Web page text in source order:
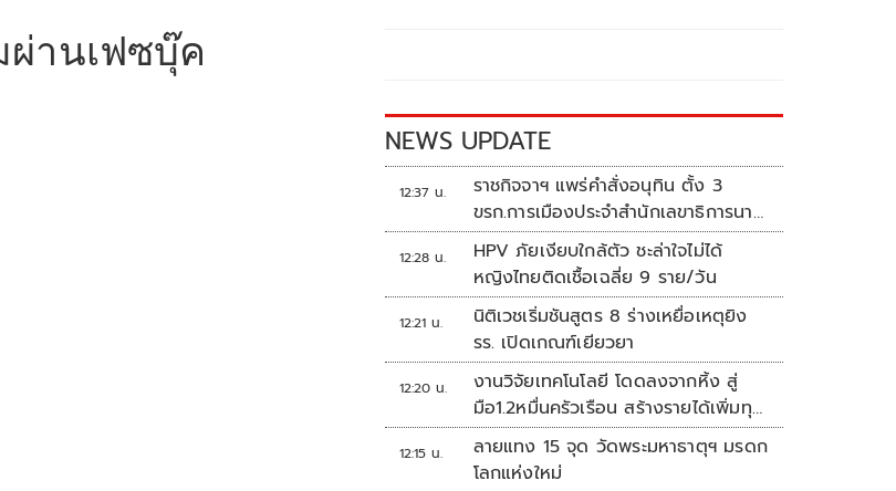
านเฟซบุ๊ค
NEWS UPDATE
12:37 น.
ราชกิจจาฯ แพร่คำสั่งอนุทิน ตั้ง 3
ขรก.การเมืองประจำสำนักเลขาธิการนา
ยกฯ
12:28 น.
HPV ภัยเงียบใกล้ตัว ชะล่าใจไม่ได้
หญิงไทยติดเชื้อเฉลี่ย 9 ราย/วัน
12:21 น.
นิติเวชเริ่มชันสูตร 8 ร่างเหยื่อเหตุยิง
รร. เปิดเกณฑ์เยียวยา
12:20 น.
งานวิจัยเทคโนโลยี โดดลงจากหิ้ง สู่
มือ1.2หมื่นครัวเรือน สร้างรายได้เพิ่มทุก
เดือน
12:15 น.
ลายแทง 15 จุด วัดพระมหาธาตุฯ มรดก
โลกแห่งใหม่